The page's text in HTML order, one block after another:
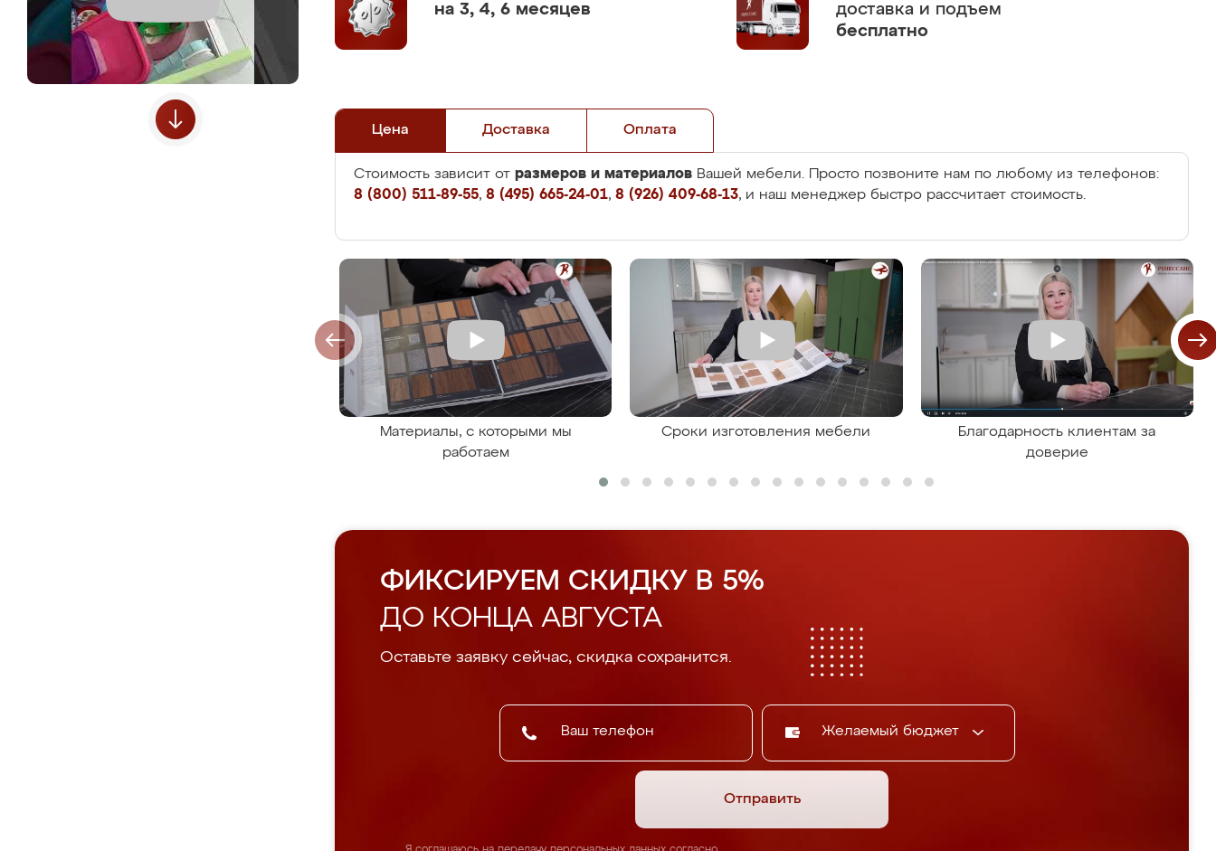
на 3, 4, 6 месяцев
доставка и подъем
бесплатно
Цена Доставка Оплата
Стоимость зависит от размеров и материалов Вашей мебели. Просто позвоните нам по любому из телефонов:
8 (800) 511-89-55, 8 (495) 665-24-01, 8 (926) 409-68-13, и наш менеджер быстро рассчитает стоимость.
Материалы, с которыми мы
работаем
Сроки изготовления мебели
Благодарность клиентам за
доверие
ФИКСИРУЕМ СКИДКУ В 5%
ДО КОНЦА АВГУСТА
Оставьте заявку сейчас, скидка сохранится.
Желаемый бюджет
Отправить